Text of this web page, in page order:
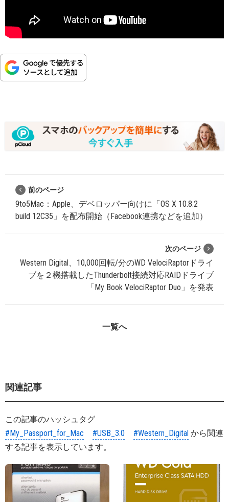
前のページ
9to5Mac：Apple、デベロッパー向けに「OS X 10.8.2
build 12C35」を配布開始（Facebook連携などを追加）
次のページ
Western Digital、10,000回転/分のWD VelociRaptorドライ
ブを２機搭載したThunderbolt接続対応RAIDドライブ
「My Book VelociRaptor Duo」を発表
一覧へ
関連記事
この記事のハッシュタグ
#My_Passport_for_Mac
#USB_3.0 #Western_Digital から関連
する記事を表示しています。